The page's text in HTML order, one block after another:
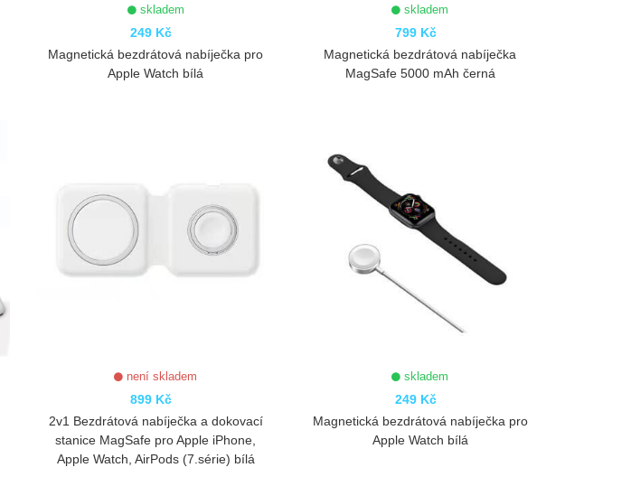
skladem
249 Kč
Magnetická bezdrátová nabíječka pro
Apple Watch bílá
skladem
799 Kč
Magnetická bezdrátová nabíječka
MagSafe 5000 mAh černá
není skladem
899 Kč
2v1 Bezdrátová nabíječka a dokovací
stanice MagSafe pro Apple iPhone,
Apple Watch, AirPods (7.série) bílá
skladem
249 Kč
Magnetická bezdrátová nabíječka pro
Apple Watch bílá